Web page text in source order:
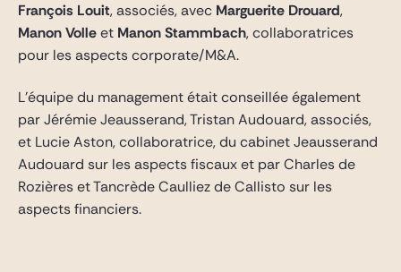
François Louit, associés, avec Marguerite Drouard,
Manon Volleet Manon Stammbach, collaboratrices
pour les aspects corporate/M&A.
L’équipe du management était conseillée également
par Jérémie Jeausserand, Tristan Audouard, associés,
et Lucie Aston, collaboratrice, du cabinet Jeausserand
Audouard sur les aspects fiscaux et par Charles de
Rozières et Tancrède Caulliez de Callisto sur les
aspects financiers.